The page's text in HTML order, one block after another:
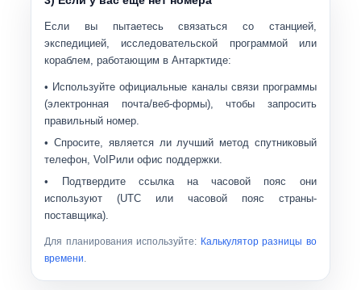
Если вы пытаетесь связаться со станцией,
экспедицией, исследовательской программой или
кораблем, работающим в Антарктиде:
• Используйте официальные каналы связи программы
(электронная почта/веб-формы), чтобы запросить
правильный номер.
• Спросите, является ли лучший метод спутниковый
телефон,VoIPилиофис поддержки.
• Подтвердите ссылка на часовой пояс они
используют (UTC или часовой пояс страны-
поставщика).
Для планирования используйте: Калькулятор разницы во
времени.